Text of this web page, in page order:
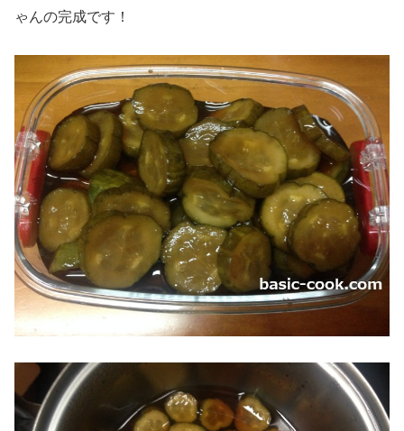
ゃんの完成です！